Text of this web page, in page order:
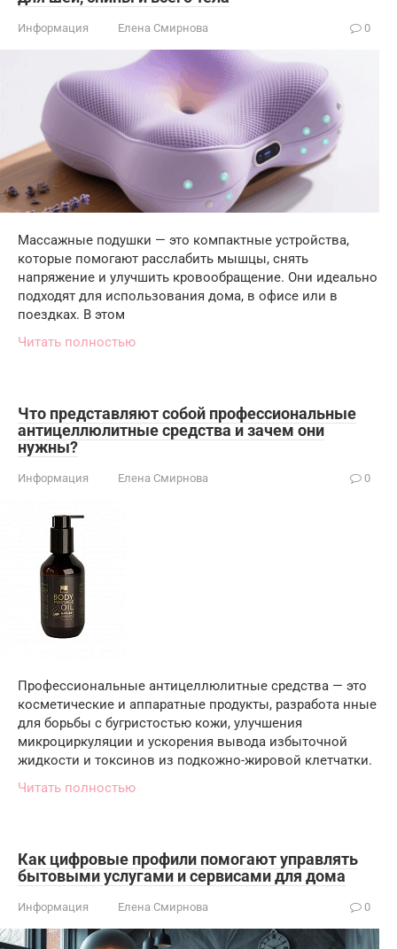
Информация Елена Смирнова 0
Массажные подушки — это компактные устройства,
которые помогают расслабить мышцы, снять
напряжение и улучшить кровообращение. Они идеально
подходят для использования дома, в офисе или в
поездках. В этом
Читать полностью
Что представляют собой профессиональные
антицеллюлитные средства и зачем они
нужны?
Информация Елена Смирнова 0
Профессиональные антицеллюлитные средства — это
косметические и аппаратные продукты, разработа нные
для борьбы с бугристостью кожи, улучшения
микроциркуляции и ускорения вывода избыточной
жидкости и токсинов из подкожно-жировой клетчатки.
Читать полностью
Как цифровые профили помогают управлять
бытовыми услугами и сервисами для дома
Информация Елена Смирнова 0